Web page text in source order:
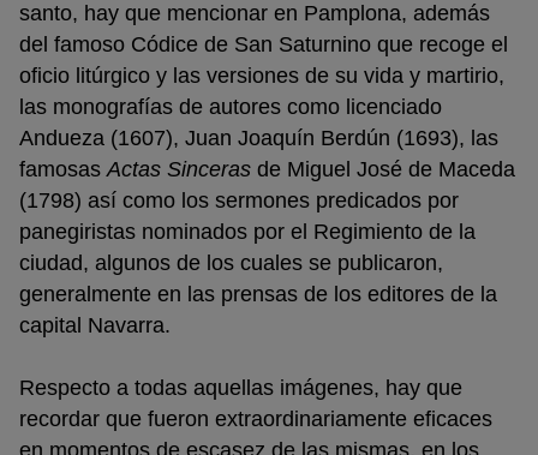
santo, hay que mencionar en Pamplona, además
del famoso Códice de San Saturnino que recoge el
oficio litúrgico y las versiones de su vida y martirio,
las monografías de autores como licenciado
Andueza (1607), Juan Joaquín Berdún (1693), las
famosas Actas Sinceras de Miguel José de Maceda
(1798) así como los sermones predicados por
panegiristas nominados por el Regimiento de la
ciudad, algunos de los cuales se publicaron,
generalmente en las prensas de los editores de la
capital Navarra.
Respecto a todas aquellas imágenes, hay que
recordar que fueron extraordinariamente eficaces